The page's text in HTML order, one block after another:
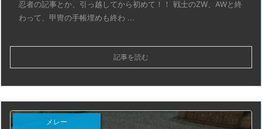
忍者の記事とか、引っ越してから初めて！！ 戦士のZW、AWと終
わって、甲冑の手帳埋めも終わ ...
記事を読む
メレー